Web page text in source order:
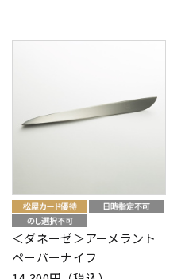
＜ダネーゼ＞アーメラント
ペーパーナイフ